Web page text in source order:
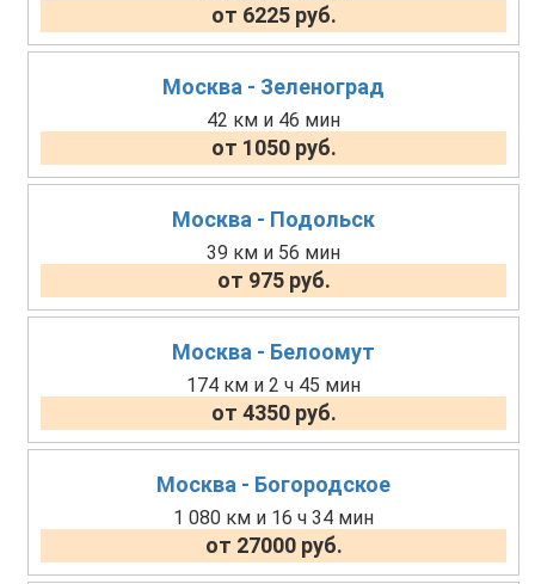
от 6225 руб.
Москва - Зеленоград
42 км и 46 мин
от 1050 руб.
Москва - Подольск
39 км и 56 мин
от 975 руб.
Москва - Белоомут
174 км и 2 ч 45 мин
от 4350 руб.
Москва - Богородское
1 080 км и 16 ч 34 мин
от 27000 руб.